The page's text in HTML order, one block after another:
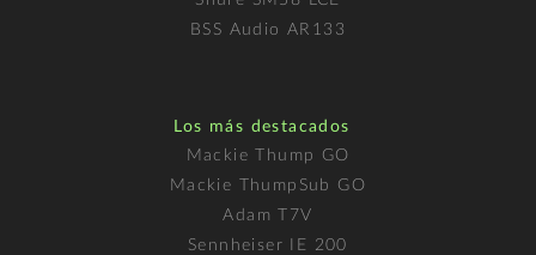
BSS Audio AR133
Los más destacados
Mackie Thump GO
Mackie ThumpSub GO
Adam T7V
Sennheiser IE 200